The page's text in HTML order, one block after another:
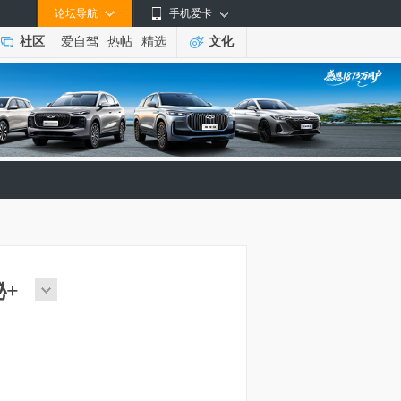
手机爱卡
论坛导航
社区 爱自驾 热帖 精选 文化
+